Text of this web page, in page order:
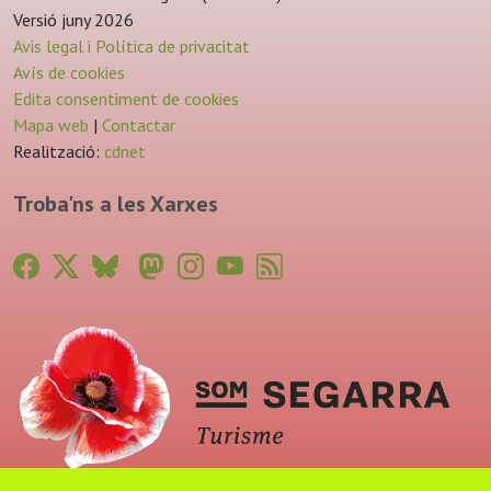
Versió juny 2026
Avis legal i Política de privacitat
Avís de cookies
Edita consentiment de cookies
Mapa web | Contactar
Realització: cdnet
Troba'ns a les Xarxes